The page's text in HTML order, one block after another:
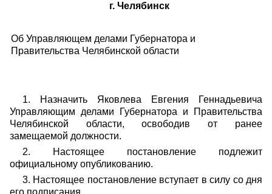
г. Челябинск
Об Управляющем делами Губернатора и
Правительства Челябинской области
1. Назначить Яковлева Евгения Геннадьевича
Управляющим делами Губернатора и Правительства
Челябинской области, освободив от ранее
замещаемой должности.
2. Настоящее постановление подлежит
официальному опубликованию.
3. Настоящее постановление вступает в силу со дня
его подписания.